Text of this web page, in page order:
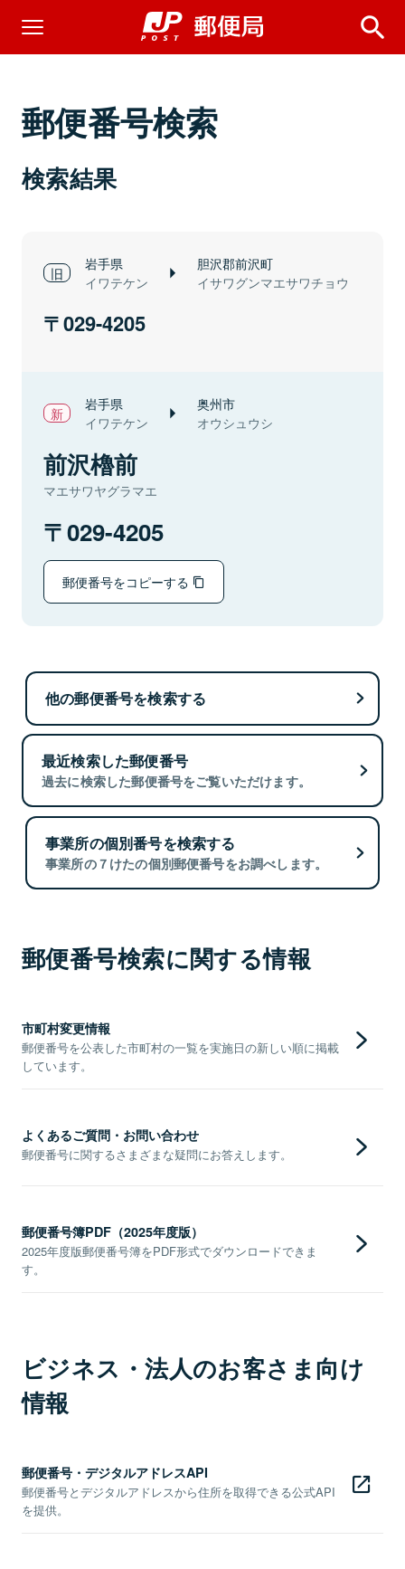
郵便番号検索
検索結果
岩手県
イワテケン
胆沢郡前沢町
イサワグンマエサワチョウ
029-4205
岩手県
イワテケン
奥州市
オウシュウシ
前沢櫓前
マエサワヤグラマエ
029-4205
郵便番号をコピーする
他の郵便番号を検索する
最近検索した郵便番号
過去に検索した郵便番号をご覧いただけます。
事業所の個別番号を検索する
事業所の７けたの個別郵便番号をお調べします。
郵便番号検索に関する情報
市町村変更情報
郵便番号を公表した市町村の一覧を実施日の新しい順に掲載
しています。
よくあるご質問・お問い合わせ
郵便番号に関するさまざまな疑問にお答えします。
郵便番号簿PDF（2025年度版）
2025年度版郵便番号簿をPDF形式でダウンロードできま
す。
ビジネス・法人のお客さま向け
情報
郵便番号・デジタルアドレスAPI
郵便番号とデジタルアドレスから住所を取得できる公式API
を提供。